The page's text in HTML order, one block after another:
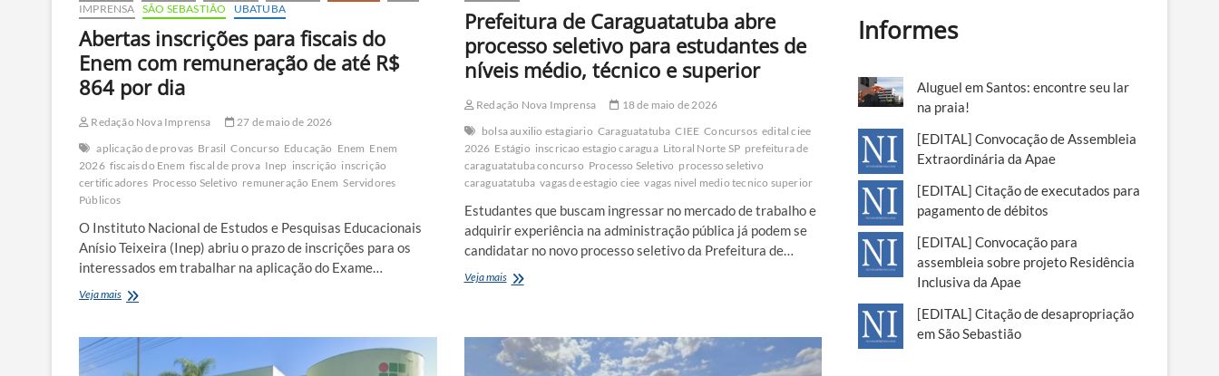
IMPRENSA SÃO SEBASTIÃO UBATUBA
Abertas inscrições para fiscais do
Enem com remuneração de até R$
864 por dia
Redação Nova Imprensa
27 de maio de 2026
aplicação de provas Brasil Concurso Educação Enem Enem
2026 fiscais do Enem fiscal de prova Inep inscrição inscrição
certificadores Processo Seletivo remuneração Enem Servidores
Públicos
O Instituto Nacional de Estudos e Pesquisas Educacionais
Anísio Teixeira (Inep) abriu o prazo de inscrições para os
interessados em trabalhar na aplicação do Exame…
Veja maisAbertas
fiscais
Prefeitura de Caraguatatuba abre
processo seletivo para estudantes de
níveis médio, técnico e superior
Redação Nova Imprensa
18 de maio de 2026
bolsa auxilio estagiario Caraguatatuba CIEE Concursos edital ciee
2026 Estágio inscricao estagio caragua Litoral Norte SP prefeitura de
caraguatatuba concurso Processo Seletivo processo seletivo
caraguatatuba vagas de estagio ciee vagas nivel medio tecnico superior
Estudantes que buscam ingressar no mercado de trabalho e
adquirir experiência na administração pública já podem se
candidatar no novo processo seletivo da Prefeitura de…
Veja maisPrefeitura
processo
seletivo
Informes
Aluguel em Santos: encontre seu lar
na praia!
[EDITAL] Convocação de Assembleia
Extraordinária da Apae
[EDITAL] Citação de executados para
pagamento de débitos
[EDITAL] Convocação para
assembleia sobre projeto Residência
Inclusiva da Apae
[EDITAL] Citação de desapropriação
em São Sebastião